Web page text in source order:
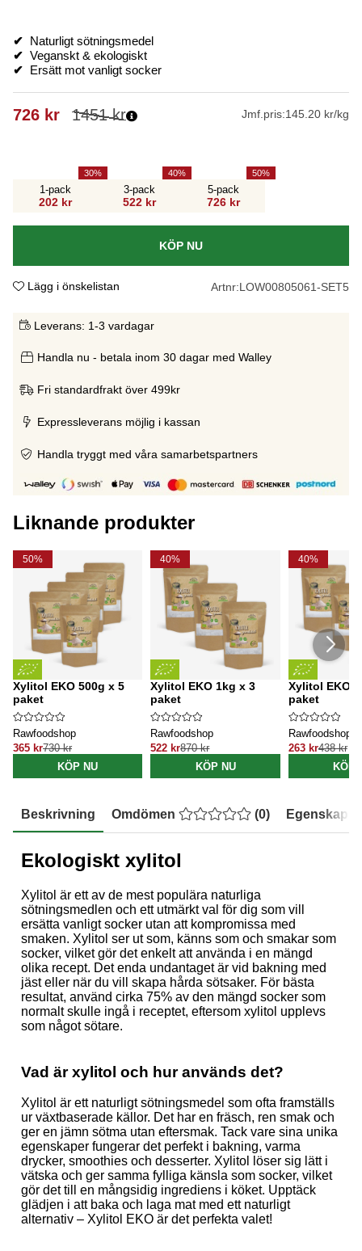
✔
Naturligt sötningsmedel
✔ Veganskt & ekologiskt
✔
Ersätt mot vanligt socker
1451kr
726 kr Jmf.pris:145.20 kr/kg
1-pack
202 kr
30
3-pack
522 kr
40
5-pack
726 kr
50
KÖP NU
Lägg i önskelistan Artnr:LOW00805061-SET5
Leverans: 1-3 vardagar
Handla nu - betala inom 30 dagar med Walley
Fri standardfrakt över 499kr
Expressleverans möjlig i kassan
Handla tryggt med våra samarbetspartners
Liknande produkter
50%
Xylitol EKO 500g x 5
paket
Rawfoodshop
365 kr730 kr
KÖP NU
40%
Xylitol EKO 1kg x 3
paket
Rawfoodshop
522 kr870 kr
KÖP NU
40%
Xylitol EKO
paket
Rawfoodshop
263 kr438 kr
KÖP
Beskrivning Omdömen (0) Egenskaper
Ekologiskt xylitol
Xylitol är ett av de mest populära naturliga
sötningsmedlen och ett utmärkt val för dig som vill
ersätta vanligt socker utan att kompromissa med
smaken. Xylitol ser ut som, känns som och smakar som
socker, vilket gör det enkelt att använda i en mängd
olika recept. Det enda undantaget är vid bakning med
jäst eller när du vill skapa hårda sötsaker. För bästa
resultat, använd cirka 75% av den mängd socker som
normalt skulle ingå i receptet, eftersom xylitol upplevs
som något sötare.
Vad är xylitol och hur används det?
Xylitol är ett naturligt sötningsmedel som ofta framställs
ur växtbaserade källor. Det har en fräsch, ren smak och
ger en jämn sötma utan eftersmak. Tack vare sina unika
egenskaper fungerar det perfekt i bakning, varma
drycker, smoothies och desserter. Xylitol löser sig lätt i
vätska och ger samma fylliga känsla som socker, vilket
gör det till en mångsidig ingrediens i köket. Upptäck
glädjen i att baka och laga mat med ett naturligt
alternativ – Xylitol EKO är det perfekta valet!